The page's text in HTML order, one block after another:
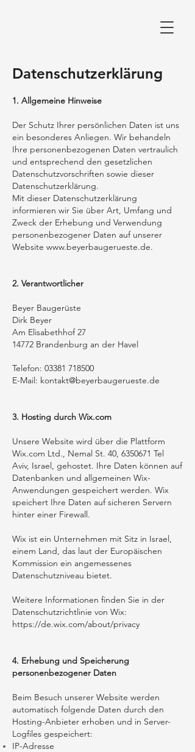
Datenschutzerklärung
1. Allgemeine Hinweise
Der Schutz Ihrer persönlichen Daten ist uns
ein besonderes Anliegen. Wir behandeln
Ihre personenbezogenen Daten vertraulich
und entsprechend den gesetzlichen
Datenschutzvorschriften sowie dieser
Datenschutzerklärung.
Mit dieser Datenschutzerklärung
informieren wir Sie über Art, Umfang und
Zweck der Erhebung und Verwendung
personenbezogener Daten auf unserer
Website www.beyerbaugerueste.de.
2. Verantwortlicher
Beyer Baugerüste
Dirk Beyer
Am Elisabethhof 27
14772 Brandenburg an der Havel
Telefon: 03381 718500
E-Mail: kontakt@beyerbaugerueste.de
3. Hosting durch Wix.com
Unsere Website wird über die Plattform
Wix.com Ltd., Nemal St. 40, 6350671 Tel
Aviv, Israel, gehostet. Ihre Daten können auf
Datenbanken und allgemeinen Wix-
Anwendungen gespeichert werden. Wix
speichert Ihre Daten auf sicheren Servern
hinter einer Firewall.
Wix ist ein Unternehmen mit Sitz in Israel,
einem Land, das laut der Europäischen
Kommission ein angemessenes
Datenschutzniveau bietet.
Weitere Informationen finden Sie in der
Datenschutzrichtlinie von Wix:
https://de.wix.com/about/privacy
4. Erhebung und Speicherung
personenbezogener Daten
Beim Besuch unserer Website werden
automatisch folgende Daten durch den
Hosting-Anbieter erhoben und in Server-
Logfiles gespeichert:
IP-Adresse